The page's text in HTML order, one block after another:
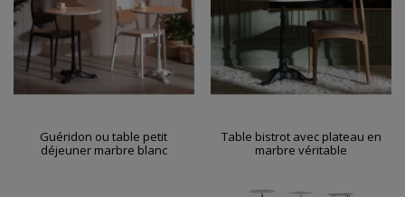
Guéridon ou table petit
déjeuner marbre blanc
Table bistrot avec plateau en
marbre véritable